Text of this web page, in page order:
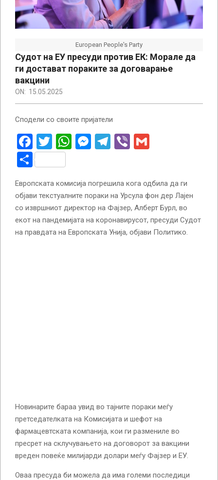
European People's Party
Судот на ЕУ пресуди против ЕК: Морале да
ги достават пораките за договарање
вакцини
ON: 15.05.2025
Сподели со своите пријатели
Facebook
Twitter
WhatsApp
Messenger
Telegram
Viber
Share
Европската комисија погрешила кога одбила да ги
објави текстуалните пораки на Урсула фон дер Лајен
со извршниот директор на Фајзер, Алберт Бурл, во
екот на пандемијата на коронавирусот, пресуди Судот
на правдата на Европската Унија, објави Политико.
Новинарите бараа увид во тајните пораки меѓу
претседателката на Комисијата и шефот на
фармацевтската компанија, кои ги размениле во
пресрет на склучувањето на договорот за вакцини
вреден повеќе милијарди долари меѓу Фајзер и ЕУ.
Оваа пресуда би можела да има големи последици